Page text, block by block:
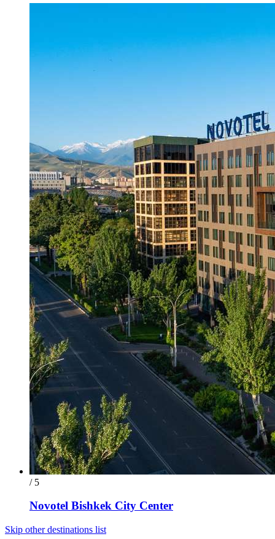
/ 5
Novotel Bishkek City Center
Skip other destinations list